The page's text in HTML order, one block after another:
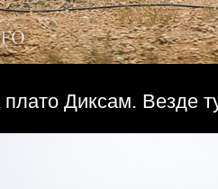
Диксам. Везде